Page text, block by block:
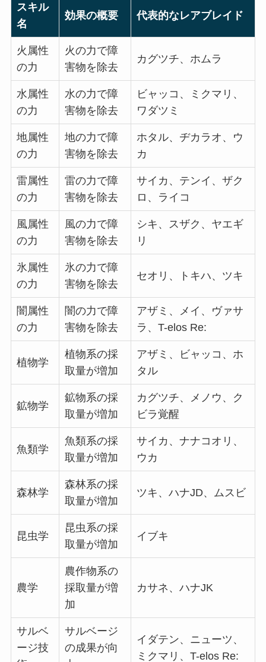
スキル
名
効果の概要 代表的なレアブレイド
火属性
の力
火の力で障
害物を除去
カグツチ、ホムラ
水属性
の力
水の力で障
害物を除去
ビャッコ、ミクマリ、
ワダツミ
地属性
の力
地の力で障
害物を除去
ホタル、ヂカラオ、ウ
カ
雷属性
の力
雷の力で障
害物を除去
サイカ、テンイ、ザク
ロ、ライコ
風属性
の力
風の力で障
害物を除去
シキ、スザク、ヤエギ
リ
氷属性
の力
氷の力で障
害物を除去
セオリ、トキハ、ツキ
闇属性
の力
闇の力で障
害物を除去
アザミ、メイ、ヴァサ
ラ、T-elos Re:
植物学
植物系の採
取量が増加
アザミ、ビャッコ、ホ
タル
鉱物学
鉱物系の採
取量が増加
カグツチ、メノウ、ク
ビラ覚醒
魚類学
魚類系の採
取量が増加
サイカ、ナナコオリ、
ウカ
森林学
森林系の採
取量が増加
ツキ、ハナJD、ムスビ
昆虫学
昆虫系の採
取量が増加
イブキ
農学
農作物系の
採取量が増
加
カサネ、ハナJK
サルベ
ージ技
サルベージ
の成果が向
イダテン、ニューツ、
ミクマリ、T-elos Re: